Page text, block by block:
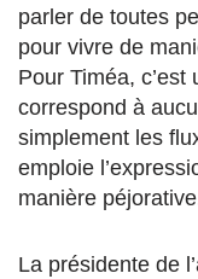
parler de toutes
pour vivre de
Pour Timéa,
correspond à
simplement les
emploie
manière
La présidente de